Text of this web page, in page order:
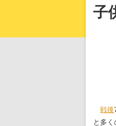
子
戦後
と多